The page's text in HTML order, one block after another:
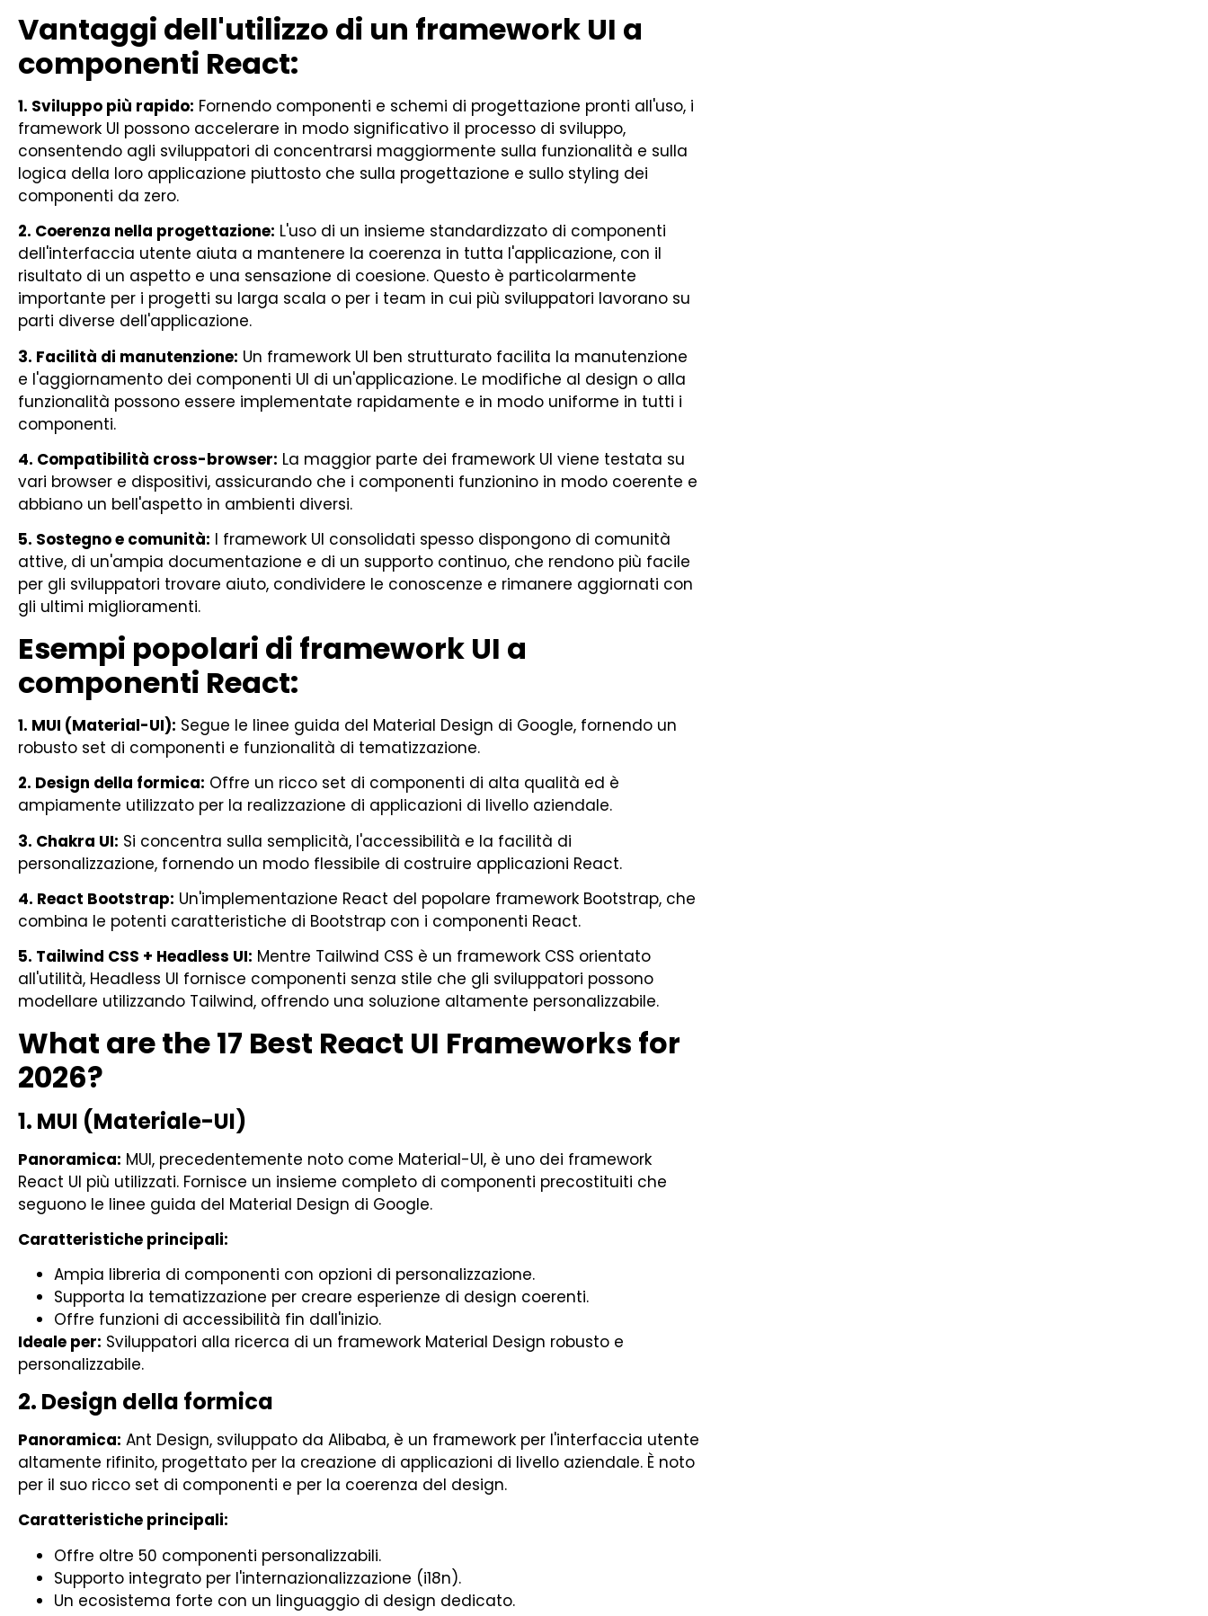
Vantaggi dell'utilizzo di un framework UI a
componenti React:
1. Sviluppo più rapido: Fornendo componenti e schemi di progettazione pronti all'uso, i
framework UI possono accelerare in modo significativo il processo di sviluppo,
consentendo agli sviluppatori di concentrarsi maggiormente sulla funzionalità e sulla
logica della loro applicazione piuttosto che sulla progettazione e sullo styling dei
componenti da zero.
2. Coerenza nella progettazione: L'uso di un insieme standardizzato di componenti
dell'interfaccia utente aiuta a mantenere la coerenza in tutta l'applicazione, con il
risultato di un aspetto e una sensazione di coesione. Questo è particolarmente
importante per i progetti su larga scala o per i team in cui più sviluppatori lavorano su
parti diverse dell'applicazione.
3. Facilità di manutenzione: Un framework UI ben strutturato facilita la manutenzione
e l'aggiornamento dei componenti UI di un'applicazione. Le modifiche al design o alla
funzionalità possono essere implementate rapidamente e in modo uniforme in tutti i
componenti.
4. Compatibilità cross-browser: La maggior parte dei framework UI viene testata su
vari browser e dispositivi, assicurando che i componenti funzionino in modo coerente e
abbiano un bell'aspetto in ambienti diversi.
5. Sostegno e comunità: I framework UI consolidati spesso dispongono di comunità
attive, di un'ampia documentazione e di un supporto continuo, che rendono più facile
per gli sviluppatori trovare aiuto, condividere le conoscenze e rimanere aggiornati con
gli ultimi miglioramenti.
Esempi popolari di framework UI a
componenti React:
1. MUI (Material-UI): Segue le linee guida del Material Design di Google, fornendo un
robusto set di componenti e funzionalità di tematizzazione.
2. Design della formica: Offre un ricco set di componenti di alta qualità ed è
ampiamente utilizzato per la realizzazione di applicazioni di livello aziendale.
3. Chakra UI: Si concentra sulla semplicità, l'accessibilità e la facilità di
personalizzazione, fornendo un modo flessibile di costruire applicazioni React.
4. React Bootstrap: Un'implementazione React del popolare framework Bootstrap, che
combina le potenti caratteristiche di Bootstrap con i componenti React.
5. Tailwind CSS + Headless UI: Mentre Tailwind CSS è un framework CSS orientato
all'utilità, Headless UI fornisce componenti senza stile che gli sviluppatori possono
modellare utilizzando Tailwind, offrendo una soluzione altamente personalizzabile.
What are the 17 Best React UI Frameworks for
2026?
1. MUI (Materiale-UI)
Panoramica: MUI, precedentemente noto come Material-UI, è uno dei framework
React UI più utilizzati. Fornisce un insieme completo di componenti precostituiti che
seguono le linee guida del Material Design di Google.
Caratteristiche principali:
Ampia libreria di componenti con opzioni di personalizzazione.
Supporta la tematizzazione per creare esperienze di design coerenti.
Offre funzioni di accessibilità fin dall'inizio.
Ideale per: Sviluppatori alla ricerca di un framework Material Design robusto e
personalizzabile.
2. Design della formica
Panoramica: Ant Design, sviluppato da Alibaba, è un framework per l'interfaccia utente
altamente rifinito, progettato per la creazione di applicazioni di livello aziendale. È noto
per il suo ricco set di componenti e per la coerenza del design.
Caratteristiche principali:
Offre oltre 50 componenti personalizzabili.
Supporto integrato per l'internazionalizzazione (i18n).
Un ecosistema forte con un linguaggio di design dedicato.